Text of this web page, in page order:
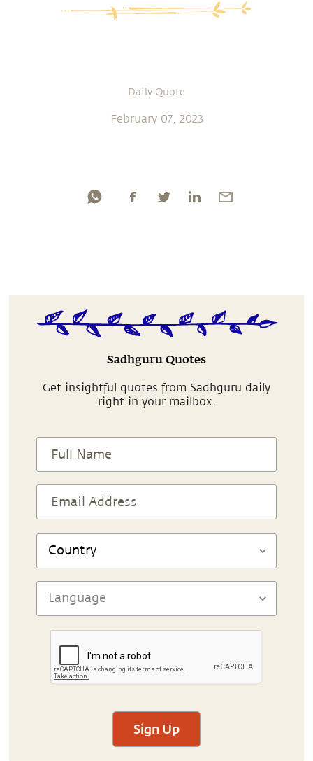
Daily Quote
February 07, 2023
Sadhguru Quotes
Get insightful quotes from Sadhguru daily
right in your mailbox.
Sign Up